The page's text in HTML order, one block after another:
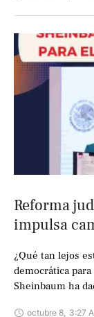
Reforma
impulsa
¿Qué tan lejos
democrática
Sheinbaum ha
octubre 8, 3:27